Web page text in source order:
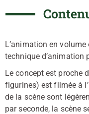
L’animation en
technique d’animation
Le concept est proche
figurines) est filmée à
de la scène sont
par seconde, la scène